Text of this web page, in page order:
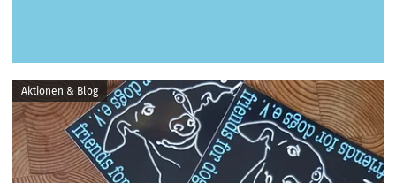
Aktionen & Blog